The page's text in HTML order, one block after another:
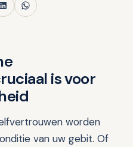
is voor
worden
van uw gebit. Of